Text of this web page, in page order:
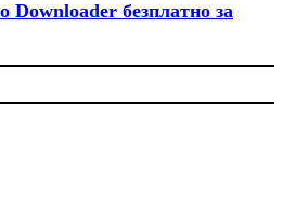
Downloader безплатно за